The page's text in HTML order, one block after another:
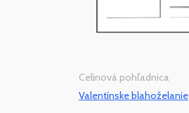
Celinová pohľadnica
Valentínske blahoželanie